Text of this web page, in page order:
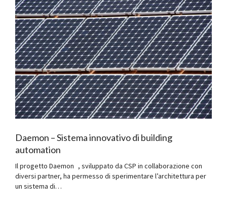
Daemon – Sistema innovativo di building
automation
Il progetto Daemon , sviluppato da CSP in collaborazione con
diversi partner, ha permesso di sperimentare l’architettura per
un sistema di…